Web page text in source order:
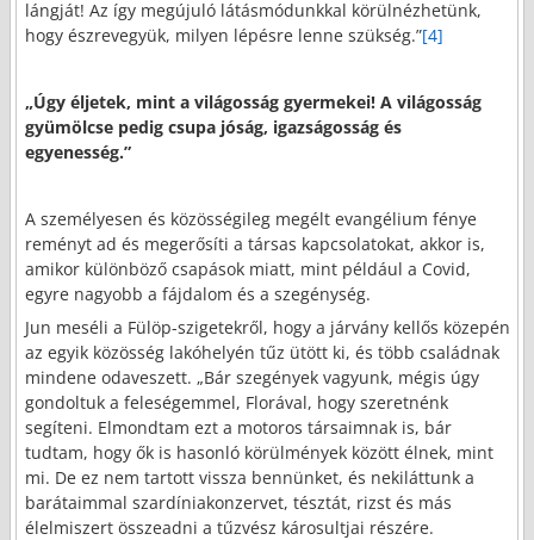
lángját! Az így megújuló látásmódunkkal körülnézhetünk,
hogy észrevegyük, milyen lépésre lenne szükség.”[4]
„Úgy éljetek, mint a világosság gyermekei! A világosság
gyümölcse pedig csupa jóság, igazságosság és
egyenesség.”
A személyesen és közösségileg megélt evangélium fénye
reményt ad és megerősíti a társas kapcsolatokat, akkor is,
amikor különböző csapások miatt, mint például a Covid,
egyre nagyobb a fájdalom és a szegénység.
Jun meséli a Fülöp-szigetekről, hogy a járvány kellős közepén
az egyik közösség lakóhelyén tűz ütött ki, és több családnak
mindene odaveszett. „Bár szegények vagyunk, mégis úgy
gondoltuk a feleségemmel, Florával, hogy szeretnénk
segíteni. Elmondtam ezt a motoros társaimnak is, bár
tudtam, hogy ők is hasonló körülmények között élnek, mint
mi. De ez nem tartott vissza bennünket, és nekiláttunk a
barátaimmal szardíniakonzervet, tésztát, rizst és más
élelmiszert összeadni a tűzvész károsultjai részére.